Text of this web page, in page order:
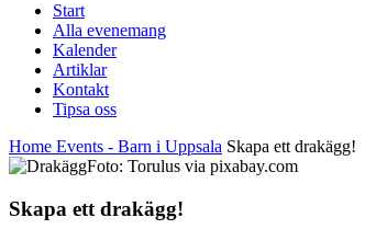
Start
Alla evenemang
Kalender
Artiklar
Kontakt
Tipsa oss
Home Events - Barn i Uppsala Skapa ett drakägg!
Foto: Torulus via pixabay.com
Skapa ett drakägg!